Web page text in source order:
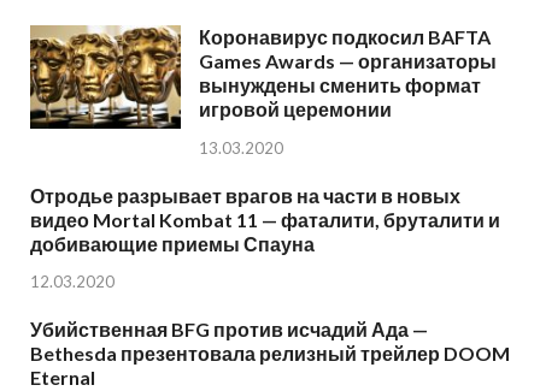
Коронавирус подкосил BAFTA
Games Awards — организаторы
вынуждены сменить формат
игровой церемонии
13.03.2020
Отродье разрывает врагов на части в новых
видео Mortal Kombat 11 — фаталити, бруталити и
добивающие приемы Спауна
12.03.2020
Убийственная BFG против исчадий Ада —
Bethesda презентовала релизный трейлер DOOM
Eternal